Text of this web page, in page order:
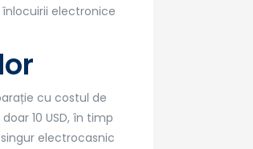
electronice
cu costul de
10 USD, în timp
electrocasnic
Zona de acoperire